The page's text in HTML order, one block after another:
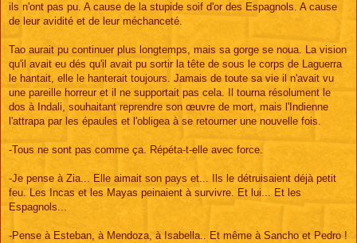
ils n'ont pas pu. A cause de la stupide soif d'or des Espagnols. A cause
de leur avidité et de leur méchanceté.
Tao aurait pu continuer plus longtemps, mais sa gorge se noua. La vision
qu'il avait eu dés qu'il avait pu sortir la tête de sous le corps de Laguerra
le hantait, elle le hanterait toujours. Jamais de toute sa vie il n'avait vu
une pareille horreur et il ne supportait pas cela. Il tourna résolument le
dos à Indali, souhaitant reprendre son œuvre de mort, mais l'Indienne
l'attrapa par les épaules et l'obligea à se retourner une nouvelle fois.
-Tous ne sont pas comme ça. Répéta-t-elle avec force.
-Je pense à Zia... Elle aimait son pays et... Ils le détruisaient déjà petit
feu. Les Incas et les Mayas peinaient à survivre. Et lui... Et les
Espagnols...
-Pense à Esteban, à Mendoza, à Isabella.. Et même à Sancho et Pedro !